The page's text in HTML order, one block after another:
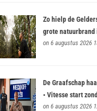
Zo hielp de
grote natuurbrand
on 6 augustus 2026
De Graafschap
• Vitesse start
on 6 augustus 2026